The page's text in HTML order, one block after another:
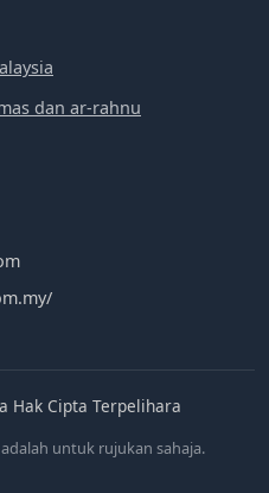
dan ar-rahnu
Hak Cipta Terpelihara
untuk rujukan sahaja.